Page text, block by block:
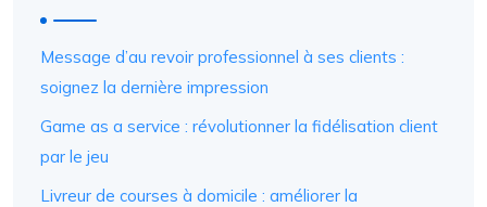
Message d’au revoir professionnel à ses clients :
soignez la dernière impression
Game as a service : révolutionner la fidélisation client
par le jeu
Livreur de courses à domicile : améliorer la